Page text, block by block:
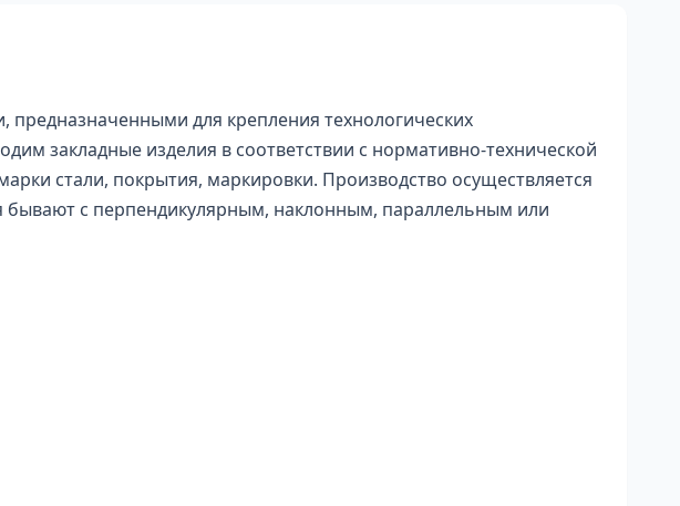
для крепления технологических
закладные изделия в соответствии с нормативно-технической
стали, покрытия, маркировки. Производство осуществляется
бывают с перпендикулярным, наклонным, параллельным или